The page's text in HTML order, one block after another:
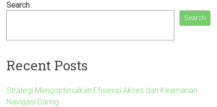
Search
Search
Recent Posts
Strategi Mengoptimalkan Efisiensi Akses dan Keamanan
Navigasi Daring